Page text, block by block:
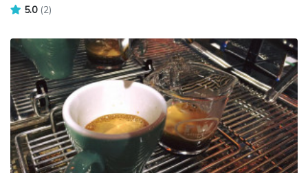
5.0 (2)